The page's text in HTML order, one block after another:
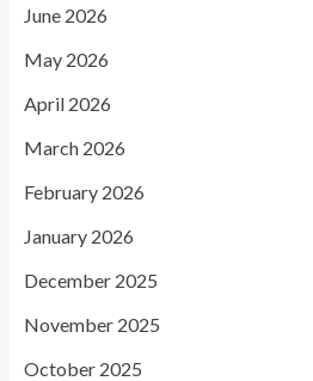
June 2026
May 2026
April 2026
March 2026
February 2026
January 2026
December 2025
November 2025
October 2025